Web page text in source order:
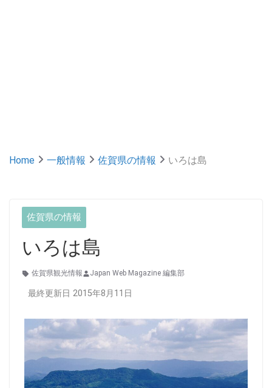
Home 一般情報 佐賀県の情報 いろは島
佐賀県の情報
いろは島
佐賀県観光情報 Japan Web Magazine 編集部
最終更新日 2015年8月11日